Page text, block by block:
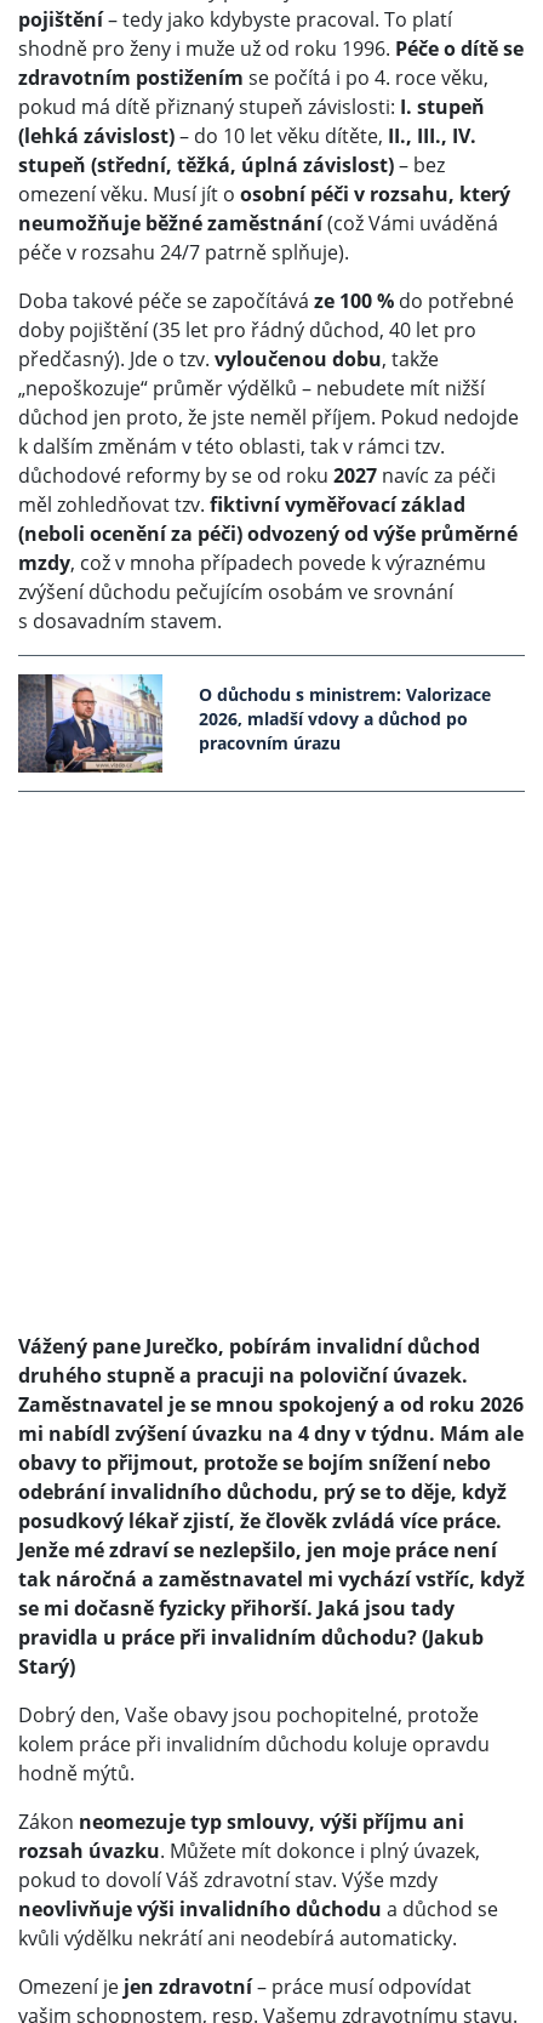
pojištění– tedy jako kdybyste pracoval. To platí
shodně pro ženy i muže už od roku 1996. Péče o dítě se
zdravotním postižením se počítá i po 4. roce věku,
pokud má dítě přiznaný stupeň závislosti: I. stupeň
(lehká závislost)– do 10 let věku dítěte, II., III., IV.
stupeň (střední, těžká, úplná závislost)– bez
omezení věku. Musí jít o osobní péči v rozsahu, který
neumožňuje běžné zaměstnání(což Vámi uváděná
péče v rozsahu 24/7 patrně splňuje).
Doba takové péče se započítává ze 100 % do potřebné
doby pojištění (35 let pro řádný důchod, 40 let pro
předčasný). Jde o tzv. vyloučenou dobu, takže
„nepoškozuje“ průměr výdělků – nebudete mít nižší
důchod jen proto, že jste neměl příjem. Pokud nedojde
k dalším změnám v této oblasti, tak v rámci tzv.
důchodové reformy by se od roku 2027 navíc za péči
měl zohledňovat tzv. fiktivní vyměřovací základ
(neboli ocenění za péči) odvozený od výše průměrné
mzdy, což v mnoha případech povede k výraznému
zvýšení důchodu pečujícím osobám ve srovnání
s dosavadním stavem.
O důchodu s ministrem: Valorizace
2026, mladší vdovy a důchod po
pracovním úrazu
Vážený pane Jurečko, pobírám invalidní důchod
druhého stupně a pracuji na poloviční úvazek.
Zaměstnavatel je se mnou spokojený a od roku 2026
mi nabídl zvýšení úvazku na 4 dny v týdnu. Mám ale
obavy to přijmout, protože se bojím snížení nebo
odebrání invalidního důchodu, prý se to děje, když
posudkový lékař zjistí, že člověk zvládá více práce.
Jenže mé zdraví se nezlepšilo, jen moje práce není
tak náročná a zaměstnavatel mi vychází vstříc, když
se mi dočasně fyzicky přihorší. Jaká jsou tady
pravidla u práce při invalidním důchodu? (Jakub
Starý)
Dobrý den, Vaše obavy jsou pochopitelné, protože
kolem práce při invalidním důchodu koluje opravdu
hodně mýtů.
Zákon neomezuje typ smlouvy, výši příjmu ani
rozsah úvazku. Můžete mít dokonce i plný úvazek,
pokud to dovolí Váš zdravotní stav. Výše mzdy
neovlivňuje výši invalidního důchodu a důchod se
kvůli výdělku nekrátí ani neodebírá automaticky.
Omezení je jen zdravotní– práce musí odpovídat
vašim schopnostem, resp. Vašemu zdravotnímu stavu.